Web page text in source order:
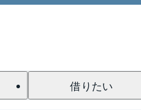
借りたい